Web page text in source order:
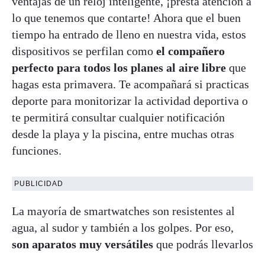
lo que tenemos que contarte! Ahora que el buen
tiempo ha entrado de lleno en nuestra vida, estos
dispositivos se perfilan como el compañero
perfecto para todos los planes al aire libre que
hagas esta primavera. Te acompañará si practicas
deporte para monitorizar la actividad deportiva o
te permitirá consultar cualquier notificación
desde la playa y la piscina, entre muchas otras
funciones.
PUBLICIDAD
La mayoría de smartwatches son resistentes al
agua, al sudor y también a los golpes. Por eso,
son aparatos muy versátiles que podrás llevarlos